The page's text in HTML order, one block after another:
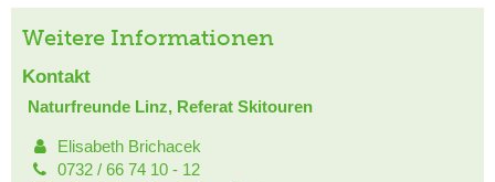
Weitere Informationen
Kontakt
Naturfreunde Linz, Referat Skitouren
Elisabeth Brichacek
0732 / 66 74 10 - 12